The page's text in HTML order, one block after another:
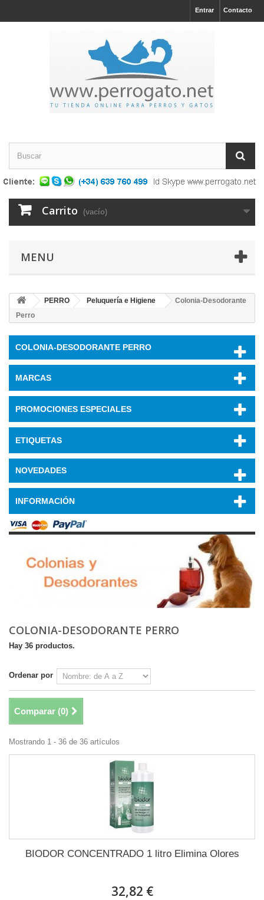
Contacto
Entrar
Carrito (vacío)
MENU
PERRO Peluquería e Higiene
Colonia-Desodorante
Perro
COLONIA-DESODORANTE PERRO
MARCAS
PROMOCIONES ESPECIALES
ETIQUETAS
NOVEDADES
INFORMACIÓN
COLONIA-DESODORANTE PERRO
Hay 36 productos.
Ordenar por
Comparar (0)
Mostrando 1 - 36 de 36 artículos
BIODOR CONCENTRADO 1 litro Elimina Olores
32,82 €